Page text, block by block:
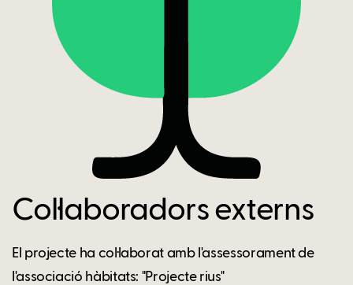
Col·laboradors externs
El projecte ha col·laborat amb l'assessorament de
l'associació hàbitats: "Projecte rius"